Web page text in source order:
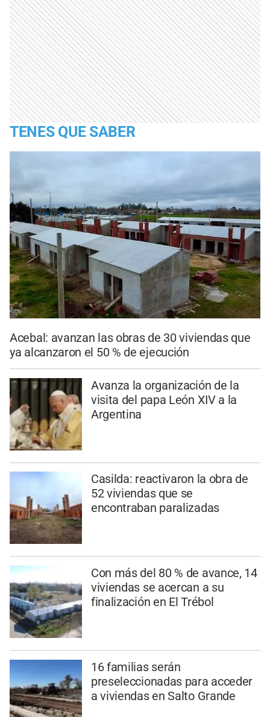
TENES QUE SABER
Acebal: avanzan las obras de 30 viviendas que
ya alcanzaron el 50 % de ejecución
Avanza la organización de la
visita del papa León XIV a la
Argentina
Casilda: reactivaron la obra de
52 viviendas que se
encontraban paralizadas
Con más del 80 % de avance, 14
viviendas se acercan a su
finalización en El Trébol
16 familias serán
preseleccionadas para acceder
a viviendas en Salto Grande